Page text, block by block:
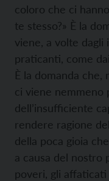
coloro che ci
te stesso?» È la
viene, a volte
praticanti, come
È la domanda
ci viene nemmeno
dell’insufficiente
rendere ragione
della poca gioia
a causa del nostro
poveri, gli